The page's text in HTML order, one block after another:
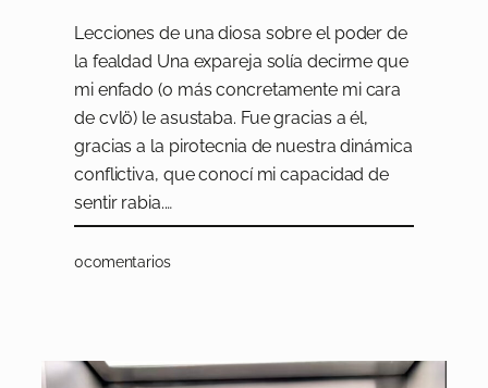
Lecciones de una diosa sobre el poder de
la fealdad Una expareja solía decirme que
mi enfado (o más concretamente mi cara
de cvlö) le asustaba. Fue gracias a él,
gracias a la pirotecnia de nuestra dinámica
conflictiva, que conocí mi capacidad de
sentir rabia.…
0comentarios